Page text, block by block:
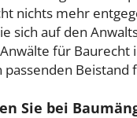
nichts mehr
sich auf den
für Baurecht
passenden Beistand
Sie bei